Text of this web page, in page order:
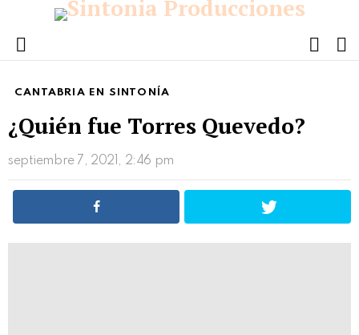
Menu
CANTABRIA EN SINTONÍA
¿Quién fue Torres Quevedo?
septiembre 7, 2021, 2:46 pm